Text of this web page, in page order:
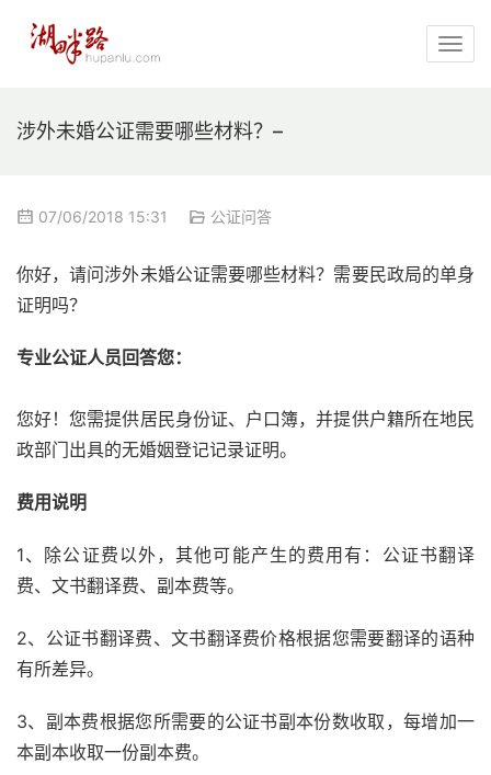
涉外未婚公证需要哪些材料？–
07/06/2018 15:31 公证问答
你好，请问涉外未婚公证需要哪些材料？需要民政局的单身
证明吗？
专业公证人员回答您：
您好！您需提供居民身份证、户口簿，并提供户籍所在地民
政部门出具的无婚姻登记记录证明。
费用说明
1、除公证费以外，其他可能产生的费用有：公证书翻译
费、文书翻译费、副本费等。
2、公证书翻译费、文书翻译费价格根据您需要翻译的语种
有所差异。
3、副本费根据您所需要的公证书副本份数收取，每增加一
本副本收取一份副本费。